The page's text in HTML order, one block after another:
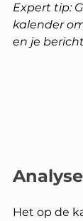
Expert tip:
kalender
en je
Het op de